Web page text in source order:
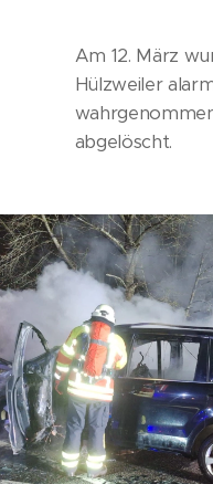
Am 12. März
Hülzweiler
abgelöscht.